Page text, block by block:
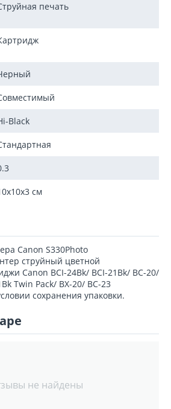
печать
Black
см
Canon S330Photo
струйный цветной
Canon BCI-24Bk/ BCI-21Bk/ BC-20/
Twin Pack/ BX-20/ BC-23
сохранения упаковки.
не найдены